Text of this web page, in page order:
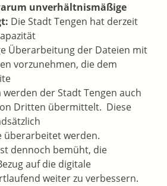
unverhältnismäßige
Die Stadt Tengen hat derzeit
Überarbeitung der Dateien mit
vorzunehmen, die dem
der Stadt Tengen auch
Dritten übermittelt. Diese
überarbeitet werden.
dennoch bemüht, die
auf die digitale
weiter zu verbessern.